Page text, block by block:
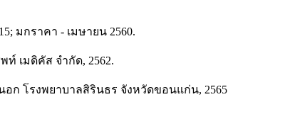
มกราคา - เมษายน 2560.
เมดิคัส จำกัด, 2562.
อก โรงพยาบาลสิรินธร จังหวัดขอนแก่น, 2565